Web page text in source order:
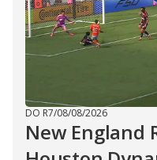
DO R7/08/08/2026
New England